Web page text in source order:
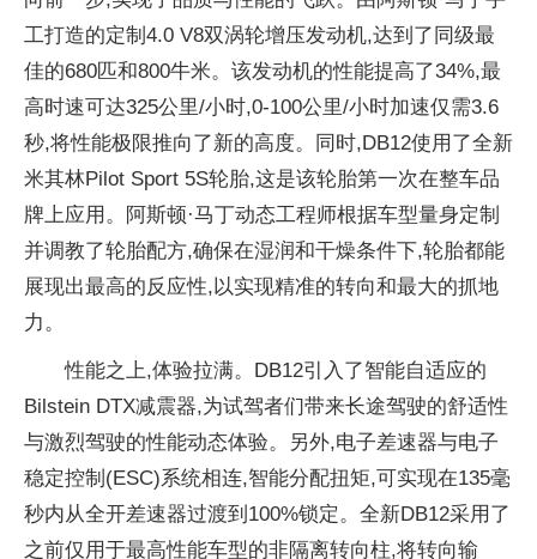
工打造的定制4.0 V8双涡轮增压发动机,达到了同级最
佳的680匹和800牛米。该发动机的性能提高了34%,最
高时速可达325公里/小时,0-100公里/小时加速仅需3.6
秒,将性能极限推向了新的高度。同时,DB12使用了全新
米其林Pilot Sport 5S轮胎,这是该轮胎第一次在整车品
牌上应用。阿斯顿·马丁动态工程师根据车型量身定制
并调教了轮胎配方,确保在湿润和干燥条件下,轮胎都能
展现出最高的反应性,以实现精准的转向和最大的抓地
力。
性能之上,体验拉满。DB12引入了智能自适应的
Bilstein DTX减震器,为试驾者们带来长途驾驶的舒适性
与激烈驾驶的性能动态体验。另外,电子差速器与电子
稳定控制(ESC)系统相连,智能分配扭矩,可实现在135毫
秒内从全开差速器过渡到100%锁定。全新DB12采用了
之前仅用于最高性能车型的非隔离转向柱,将转向输